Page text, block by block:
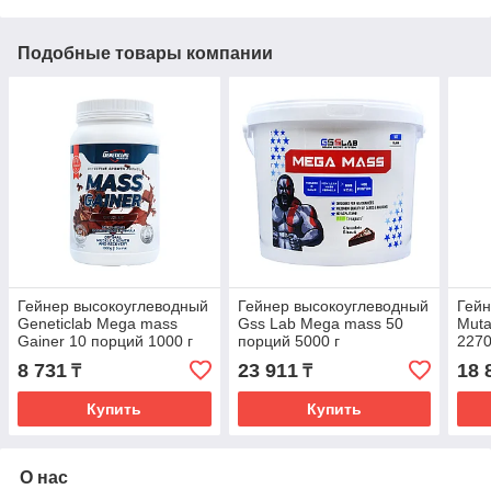
Подобные товары компании
Гейнер высокоуглеводный
Geneticlab Mega mass
Gainer 10 порций 1000 г
8 731 ₸
Купить
Гейнер высокоуглеводный
Gss Lab Mega mass 50
порций 5000 г
23 911₸
Купить
18
О нас